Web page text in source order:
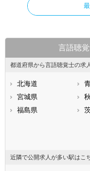
言語聴
都道府県から言語聴覚士の求
北海道
宮城県
福島県
石川県
近隣で公開求人が多い駅はこ